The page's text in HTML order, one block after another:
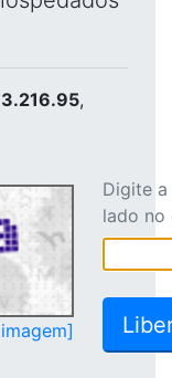
,
Digite
lado no